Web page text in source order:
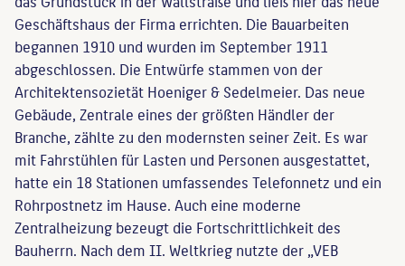
Geschäftshaus der Firma errichten. Die Bauarbeiten
begannen 1910 und wurden im September 1911
abgeschlossen. Die Entwürfe stammen von der
Architektensozietät Hoeniger & Sedelmeier. Das neue
Gebäude, Zentrale eines der größten Händler der
Branche, zählte zu den modernsten seiner Zeit. Es war
mit Fahrstühlen für Lasten und Personen ausgestattet,
hatte ein 18 Stationen umfassendes Telefonnetz und ein
Rohrpostnetz im Hause. Auch eine moderne
Zentralheizung bezeugt die Fortschrittlichkeit des
Bauherrn. Nach dem II. Weltkrieg nutzte der „VEB